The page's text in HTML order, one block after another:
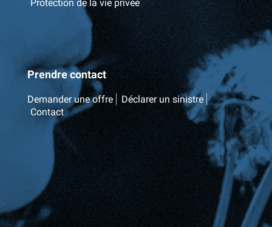
Protection de la vie privée
Prendre contact
Demander une offre
Déclarer un sinistre
Contact